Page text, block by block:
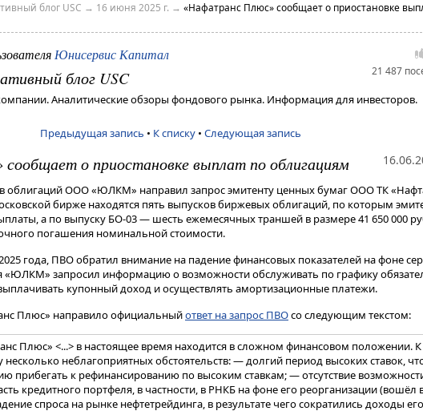
блог USC → 16 июня 2025 г. → «Нафатранс Плюс» сообщает о приостановке
21 487
Юнисервис Капитал
блог USC
Аналитические обзоры фондового рынка. Информация для инвесторов.
Предыдущая запись • К списку • Следующая запись
о приостановке выплат по облигациям
облигаций ООО «ЮЛКМ» направил запрос эмитенту ценных бумаг ООО ТК
бирже находятся пять выпусков биржевых облигаций, по которым
а по выпуску БО-03 — шесть ежемесячных траншей в размере 41 650 000
погашения номинальной стоимости.
года, ПВО обратил внимание на падение финансовых показателей на фоне
«ЮЛКМ» запросил информацию о возможности обслуживать по графику
купонный доход и осуществлять амортизационные платежи.
Плюс» направило официальныйответ на запрос ПВОсо следующим текстом:
Плюс» <...> в настоящее время находится в сложном финансовом положении. К
несколько неблагоприятных обстоятельств: — долгий период высоких ставок,
прибегать к рефинансированию по высоким ставкам; — отсутствие
кредитного портфеля, в частности, в РНКБ на фоне его реорганизации (вошёл
спроса на рынке нефтетрейдинга, в результате чего сократились доходы его